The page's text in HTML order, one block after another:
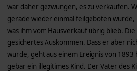
war daher gezwungen, es zu verkaufen.
gerade wieder einmal feilgeboten wurde,
was ihm vom Hausverkauf übrig blieb.
gesichertes Auskommen. Dass er aber
wurde, geht aus einem Ereignis von 1893
gebar ein illegitimes Kind. Der Vater des